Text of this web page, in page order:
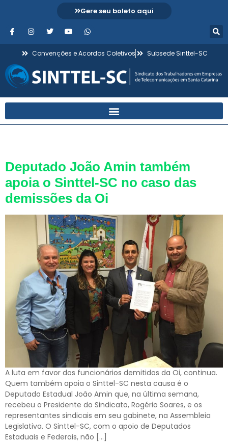
Gere seu boleto aqui
Convenções e Acordos Coletivos Subsede Sinttel-SC
Deputado João Amin também
apoia o Sinttel-SC no caso das
demissões da Oi
A luta em favor dos funcionários demitidos da Oi, continua.
Quem também apoia o Sinttel-SC nesta causa é o
Deputado Estadual João Amin que, na última semana,
recebeu o Presidente do Sindicato, Rogério Soares, e os
representantes sindicais em seu gabinete, na Assembleia
Legislativa. O Sinttel-SC, com o apoio de Deputados
Estaduais e Federais, não […]